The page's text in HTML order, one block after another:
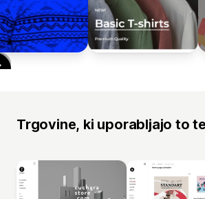
Trgovine, ki uporabljajo to